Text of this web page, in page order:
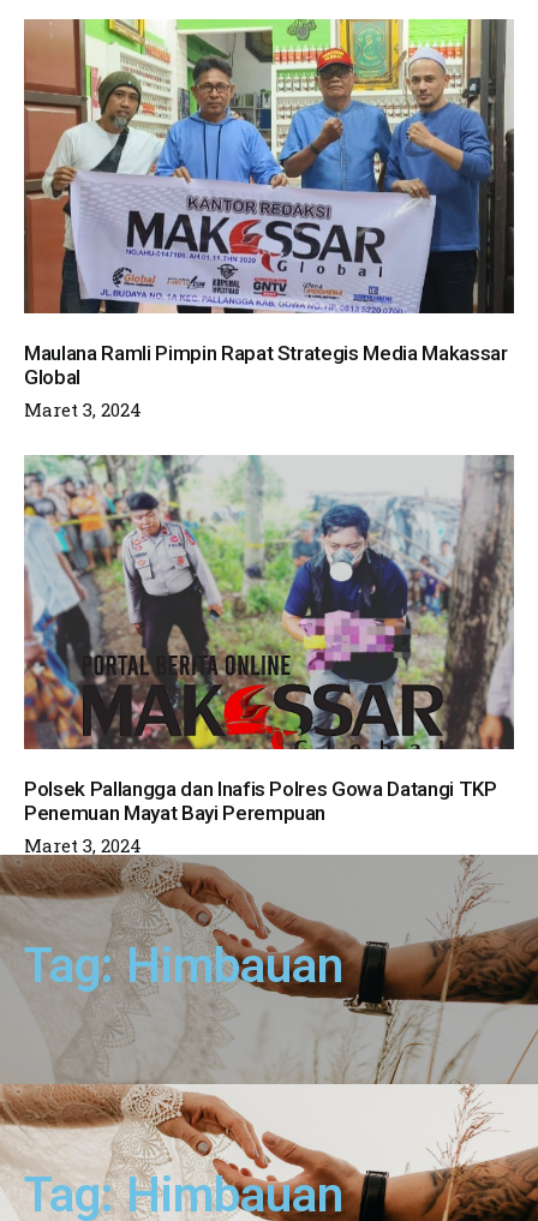
Maulana Ramli Pimpin Rapat Strategis Media Makassar
Global
Maret 3, 2024
Polsek Pallangga dan Inafis Polres Gowa Datangi TKP
Penemuan Mayat Bayi Perempuan
Maret 3, 2024
Tag: Himbauan
Tag: Himbauan